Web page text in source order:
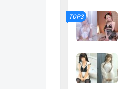
TOP3